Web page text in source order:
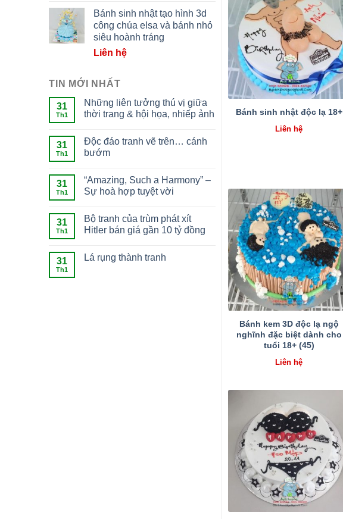
Bánh sinh nhật tạo hình 3d
công chúa elsa và bánh nhỏ
siêu hoành tráng
Liên hệ
TIN MỚI NHẤT
31
Th1
Những liên tưởng thú vị giữa
thời trang & hội họa, nhiếp ảnh
31
Th1
Độc đáo tranh vẽ trên… cánh
bướm
31
Th1
“Amazing, Such a Harmony” –
Sự hoà hợp tuyệt vời
31
Th1
Bộ tranh của trùm phát xít
Hitler bán giá gần 10 tỷ đồng
31
Th1
Lá rụng thành tranh
Bánh sinh nhật độc lạ 18+
Liên hệ
Bánh kem 3D độc lạ ngộ
nghĩnh đặc biệt dành cho
tuổi 18+ (45)
Liên hệ